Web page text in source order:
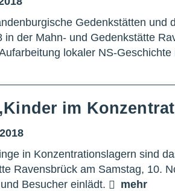
Gedenkstätten
in der Mahn- und Gedenkstätte
lokaler NS-
im
in Konzentrationslagern sind
Ravensbrück am Samstag, 10.
Besucher einlädt.
mehr